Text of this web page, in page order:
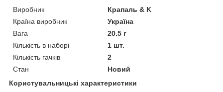
Виробник
Крапаль & K
Країна виробник
Україна
Вага
20.5 г
Кількість в наборі
1 шт.
Кількість гачків
2
Стан
Новий
Користувальницькі характеристики